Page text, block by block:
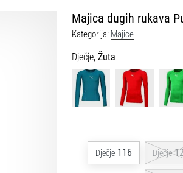
Majica dugih rukava
Kategorija: Majice
Dječje, Žuta
Dječje 116 Dječje